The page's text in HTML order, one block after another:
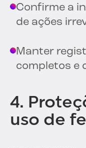
Confirme a
de ações
Manter
completos e
4.
uso de